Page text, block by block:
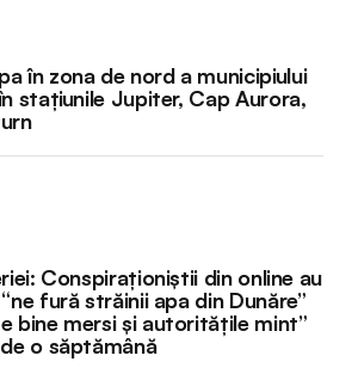
în zona de nord a municipiului
stațiunile Jupiter, Cap Aurora,
Conspiraționiștii din online au
fură străinii apa din Dunăre”
e bine mersi și autoritățile mint”
o săptămână